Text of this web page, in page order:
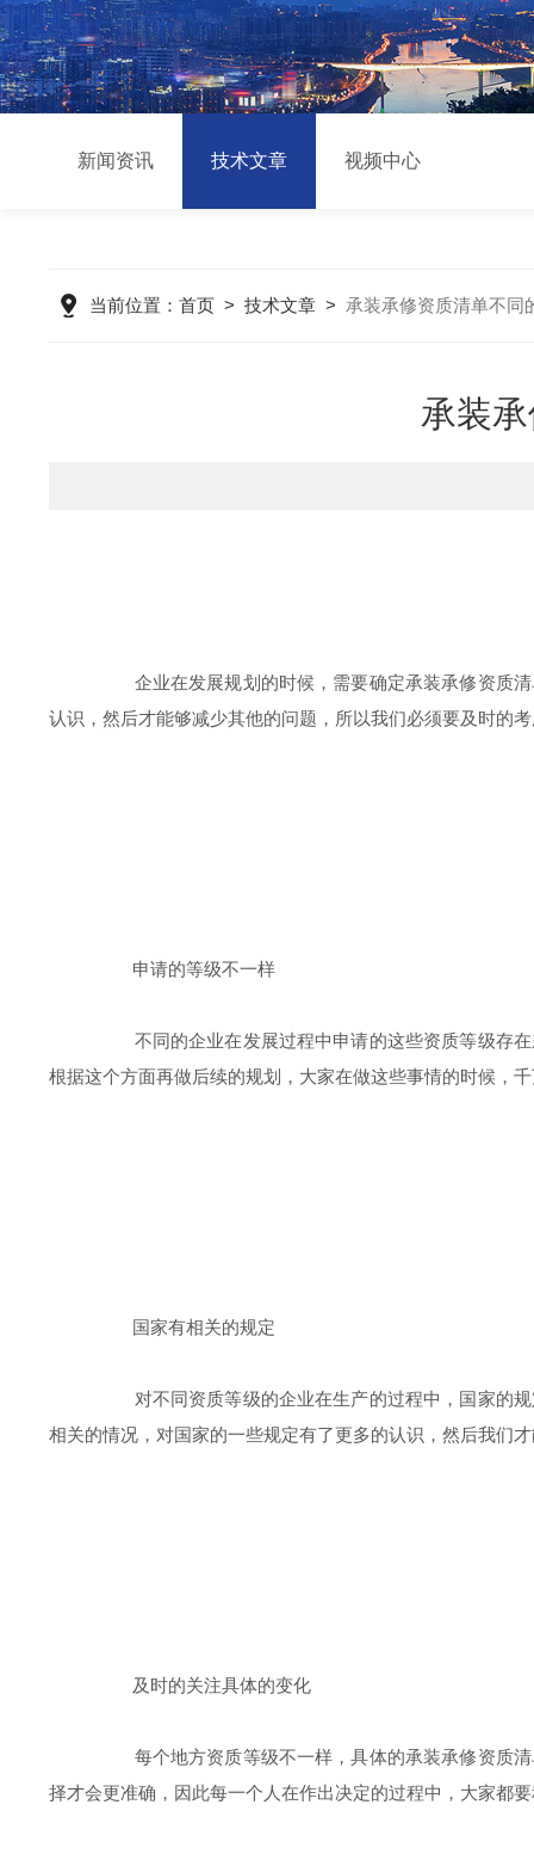
新闻资讯 技术文章 视频中心
当前位置： 首页> 技术文章> 承装承修资质清单不同
承装
企业在发展规划的时候，需要确定承装承修资质清
认识，然后才能够减少其他的问题，所以我们必须要及时的
申请的等级不一样
不同的企业在发展过程中申请的这些资质等级存在
根据这个方面再做后续的规划，大家在做这些事情的时候，
国家有相关的规定
对不同资质等级的企业在生产的过程中，国家的规
相关的情况，对国家的一些规定有了更多的认识，然后我们
及时的关注具体的变化
每个地方资质等级不一样，具体的承装承修资质清
择才会更准确，因此每一个人在作出决定的过程中，大家都